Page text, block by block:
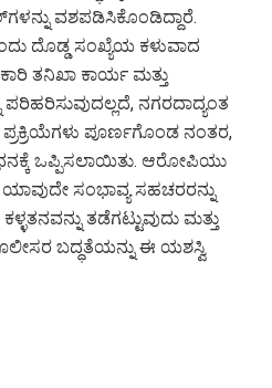
ವಶಪಡಿಸಿಕೊಂಡಿದ್ದಾರೆ.
ದೊಡ್ಡ ಸಂಖ್ಯೆಯ ಕಳುವಾದ
ತನಿಖಾ ಕಾರ್ಯ ಮತ್ತು
ನಗರದಾದ್ಯಂತ
ಪೂರ್ಣಗೊಂಡ ನಂತರ,
ಒಪ್ಪಿಸಲಾಯಿತು. ಆರೋಪಿಯು
ಸಂಭಾವ್ಯ ಸಹಚರರನ್ನು
ತಡೆಗಟ್ಟುವುದು ಮತ್ತು
ಬದ್ಧತೆಯನ್ನು ಈ ಯಶಸ್ವಿ